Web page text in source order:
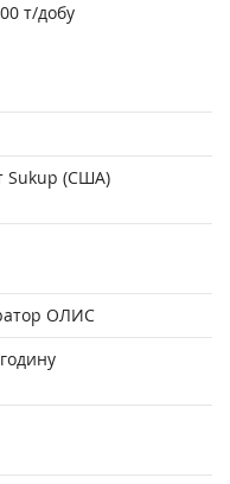
т/добу
Sukup (США)
ОЛИС